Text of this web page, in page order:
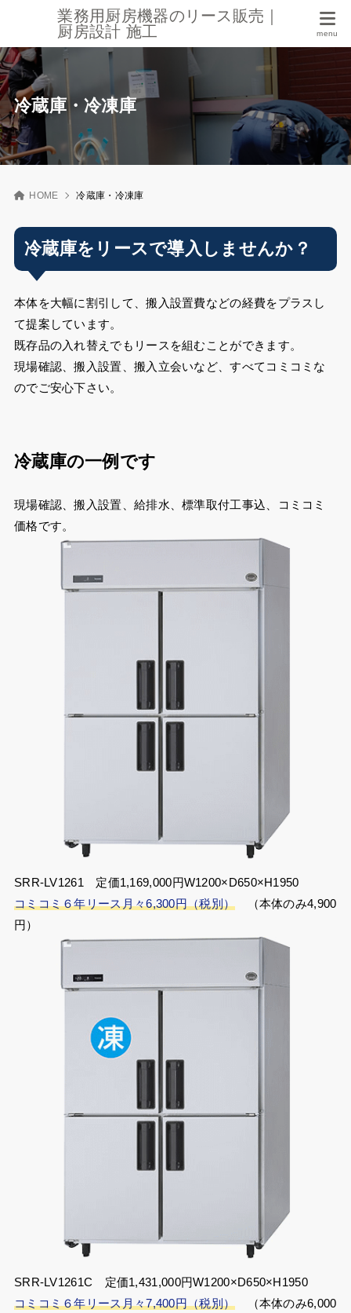
業務用厨房機器のリース販売｜
厨房設計 施工
冷蔵庫・冷凍庫
HOME 冷蔵庫・冷凍庫
冷蔵庫をリースで導入しませんか？
本体を大幅に割引して、搬入設置費などの経費をプラスし
て提案しています。
既存品の入れ替えでもリースを組むことができます。
現場確認、搬入設置、搬入立会いなど、すべてコミコミな
のでご安心下さい。
冷蔵庫の一例です
現場確認、搬入設置、給排水、標準取付工事込、コミコミ
価格です。
SRR-LV1261 定価1,169,000円W1200×D650×H1950
コミコミ６年リース月々6,300円（税別） （本体のみ4,900
円）
SRR-LV1261C 定価1,431,000円W1200×D650×H1950
コミコミ６年リース月々7,400円（税別） （本体のみ6,000